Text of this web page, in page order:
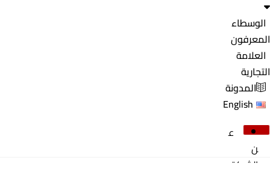
الوسطاء
المعرفون
العلامة
التجارية
المدونة
English
ع
ن
الشركة